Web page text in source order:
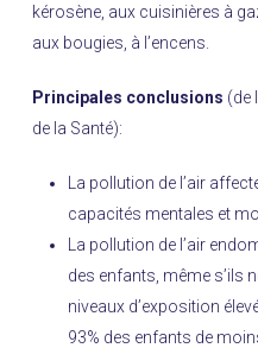
kérosène, aux cuisinières à
aux bougies, à l’encens.
Principales conclusions (de
de la Santé):
La pollution de l’air
capacités mentales et
La pollution de l’air
des enfants, même s’ils
niveaux d’exposition
93% des enfants de